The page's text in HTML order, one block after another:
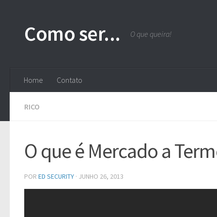
Como ser... O que queira!
Home Contato
RICO
O que é Mercado a
POR ED SECURITY · JUNHO 26, 2013